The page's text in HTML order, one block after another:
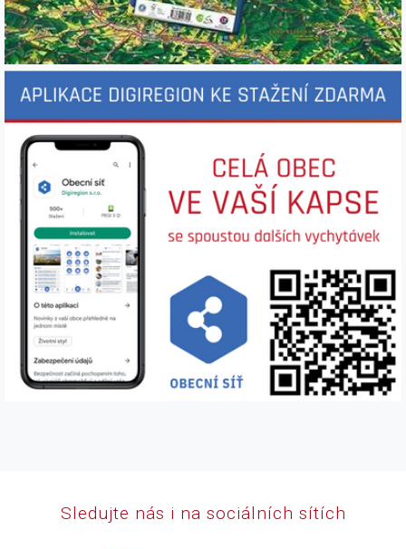
Sledujte nás i na sociálních sítích